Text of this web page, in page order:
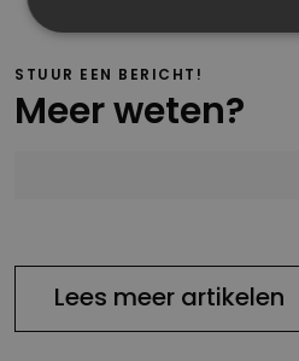
STUUR EEN BERICHT!
Meer weten?
Lees meer artikelen